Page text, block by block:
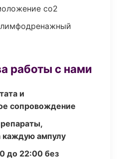
co2
работы с нами
и
сопровождение
каждую ампулу
до 22:00 без